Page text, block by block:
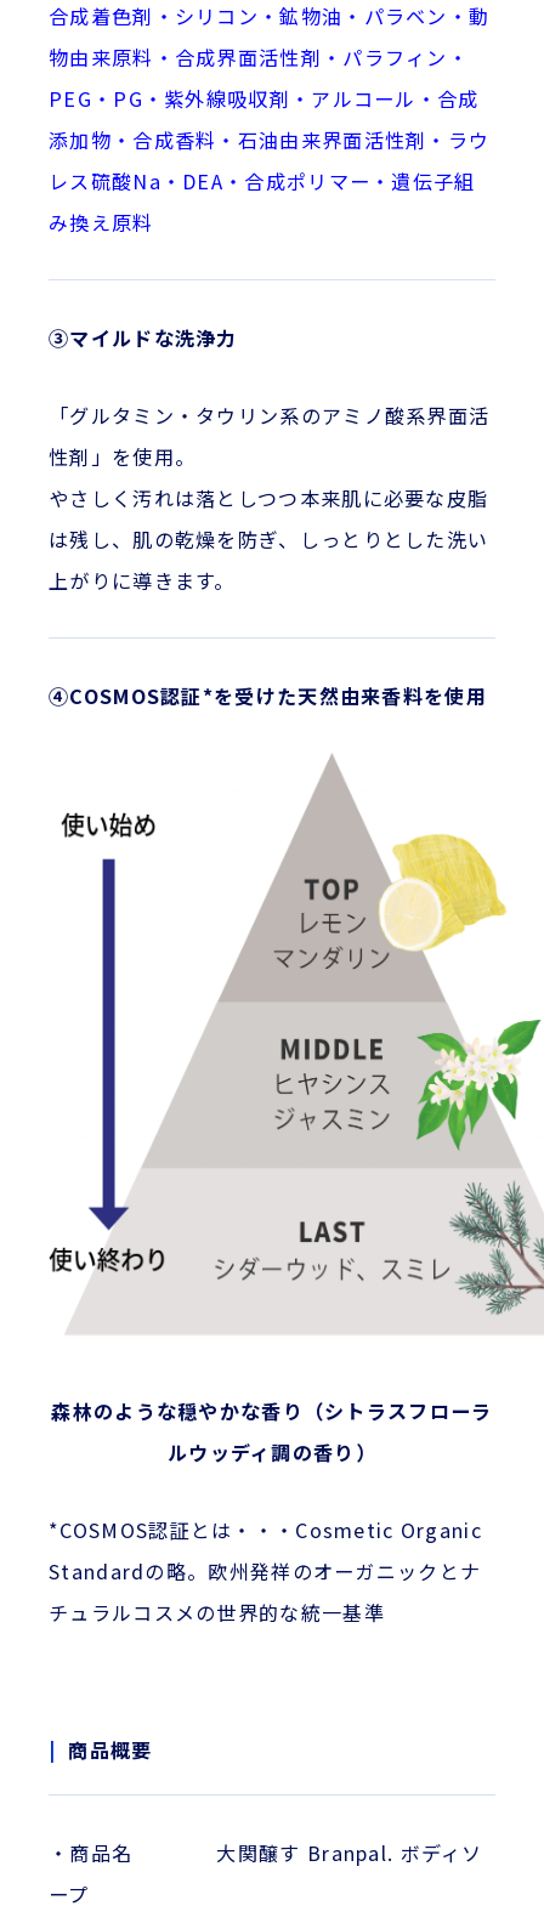
合成着色剤・シリコン・鉱物油・パラベン・動
物由来原料・合成界面活性剤・パラフィン・
PEG・PG・紫外線吸収剤・アルコール・合成
添加物・合成香料・石油由来界面活性剤・ラウ
レス硫酸Na・DEA・合成ポリマー・遺伝子組
み換え原料
③マイルドな洗浄力
「グルタミン・タウリン系のアミノ酸系界面活
性剤」を使用。
やさしく汚れは落としつつ本来肌に必要な皮脂
は残し、肌の乾燥を防ぎ、しっとりとした洗い
上がりに導きます。
④COSMOS認証*を受けた天然由来香料を使用
森林のような穏やかな香り（シトラスフローラ
ルウッディ調の香り）
*COSMOS認証とは・・・Cosmetic Organic
Standardの略。欧州発祥のオーガニックとナ
チュラルコスメの世界的な統一基準
商品概要
・商品名 大関醸す Branpal. ボディソ
ープ